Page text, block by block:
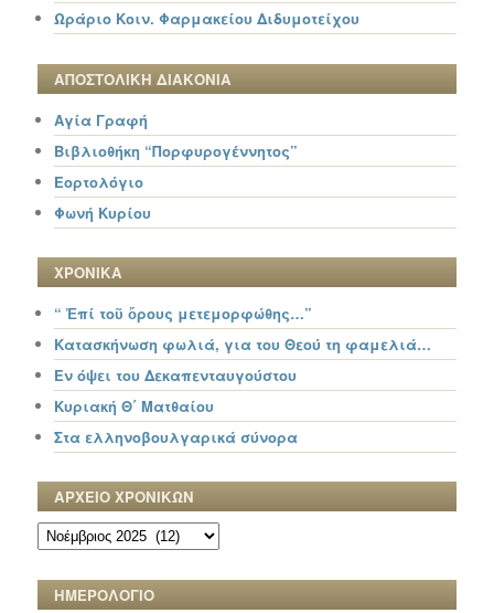
Ωράριο Κοιν. Φαρμακείου Διδυμοτείχου
ΑΠΟΣΤΟΛΙΚΗ ΔΙΑΚΟΝΙΑ
Αγία Γραφή
Βιβλιοθήκη “Πορφυρογέννητος”
Εορτολόγιο
Φωνή Κυρίου
ΧΡΟΝΙΚΑ
“ Ἐπί τοῦ ὄρους μετεμορφώθης…”
Κατασκήνωση φωλιά, για του Θεού τη φαμελιά…
Εν όψει του Δεκαπενταυγούστου
Κυριακή Θ΄ Ματθαίου
Στα ελληνοβουλγαρικά σύνορα
ΑΡΧΕΙΟ ΧΡΟΝΙΚΩΝ
ΑΡΧΕΙΟ
ΧΡΟΝΙΚΩΝ
ΗΜΕΡΟΛΟΓΙΟ